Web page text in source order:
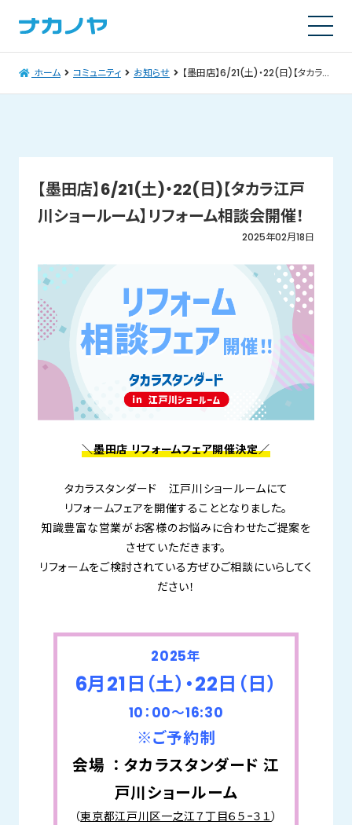
ホーム コミュニティ お知らせ 【墨田店】6/21(土)・22(日)【タカラ江戸川ショールーム】リフォーム相談会開催！
【墨田店】6/21(土)・22(日)【タカラ江戸
川ショールーム】リフォーム相談会開催！
2025年02月18日
＼墨田店 リフォームフェア開催決定／
タカラスタンダード 江戸川ショールームにて
リフォームフェアを開催することとなりました。
知識豊富な営業がお客様のお悩みに合わせたご提案を
させていただきます。
リフォームをご検討されている方ぜひご相談にいらしてく
ださい！
2025年
6月21日（土）・22日（日）
10：00～16:30
※ご予約制
会場 ： タカラスタンダード 江
戸川ショールーム
（東京都江戸川区一之江７丁目６５−３１）